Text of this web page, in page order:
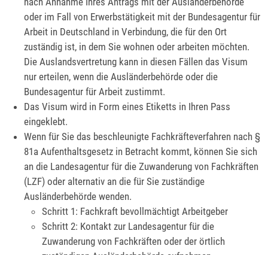
oder im Fall von Erwerbstätigkeit mit der Bundesagentur für
Arbeit in Deutschland in Verbindung, die für den Ort
zuständig ist, in dem Sie wohnen oder arbeiten möchten.
Die Auslandsvertretung kann in diesen Fällen das Visum
nur erteilen, wenn die Ausländerbehörde oder die
Bundesagentur für Arbeit zustimmt.
Das Visum wird in Form eines Etiketts in Ihren Pass
eingeklebt.
Wenn für Sie das beschleunigte Fachkräfteverfahren nach §
81a Aufenthaltsgesetz in Betracht kommt, können Sie sich
an die Landesagentur für die Zuwanderung von Fachkräften
(LZF) oder alternativ an die für Sie zuständige
Ausländerbehörde wenden.
Schritt 1: Fachkraft bevollmächtigt Arbeitgeber
Schritt 2: Kontakt zur Landesagentur für die
Zuwanderung von Fachkräften oder der örtlich